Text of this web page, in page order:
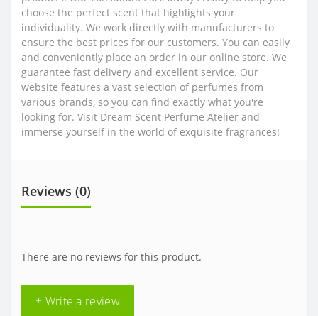
choose the perfect scent that highlights your
individuality. We work directly with manufacturers to
ensure the best prices for our customers. You can easily
and conveniently place an order in our online store. We
guarantee fast delivery and excellent service. Our
website features a vast selection of perfumes from
various brands, so you can find exactly what you're
looking for. Visit Dream Scent Perfume Atelier and
immerse yourself in the world of exquisite fragrances!
Reviews (0)
There are no reviews for this product.
+ Write a review